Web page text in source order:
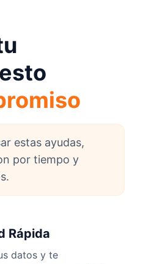
estas ayudas,
por tiempo y
Rápida
datos y te